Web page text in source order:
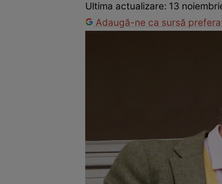
Ultima actualizare: 13
Adaugă-ne ca sursă